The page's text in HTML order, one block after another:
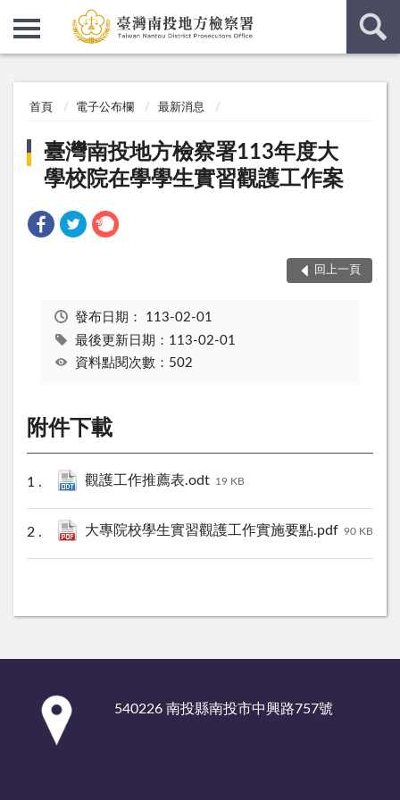
首頁 電子公布欄 最新消息
臺灣南投地方檢察署113年度大
學校院在學學生實習觀護工作案
回上一頁
發布日期： 113-02-01
最後更新日期：113-02-01
資料點閱次數：502
附件下載
觀護工作推薦表.odt 19 KB
大專院校學生實習觀護工作實施要點.pdf 90 KB
540226 南投縣南投市中興路757號